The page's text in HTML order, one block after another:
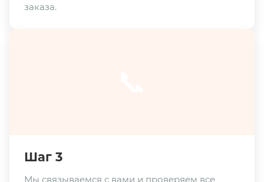
заказа.
Шаг 3
Мы связываемся с вами и проверяем все